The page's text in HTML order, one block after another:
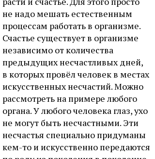
не надо мешать естественным
процессам работать в организме.
Счастье существует в организме
независимо от количества
предыдущих несчастливых дней,
в которых провёл человек в местах
искусственных несчастий. Можно
рассмотреть на примере любого
органа. У любого человека глаз, ухо
не могут быть несчастными. Эти
несчастья специально придуманы
кем-то и искусственно передаются